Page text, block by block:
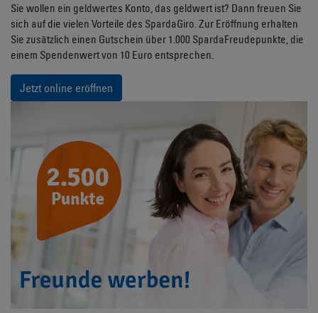
Sie wollen ein geldwertes Konto, das geldwert ist? Dann freuen Sie
sich auf die vielen Vorteile des SpardaGiro. Zur Eröffnung erhalten
Sie zusätzlich einen Gutschein über 1.000 SpardaFreudepunkte, die
einem Spendenwert von 10 Euro entsprechen.
Jetzt online eröffnen